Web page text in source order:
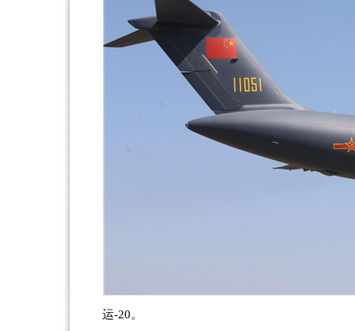
运-20。